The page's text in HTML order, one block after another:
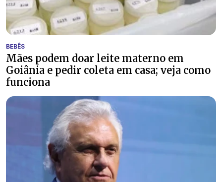
BEBÊS
Mães podem doar leite materno em
Goiânia e pedir coleta em casa; veja como
funciona